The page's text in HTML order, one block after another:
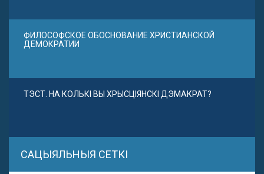
ФИЛОСОФСКОЕ ОБОСНОВАНИЕ ХРИСТИАНСКОЙ
ДЕМОКРАТИИ
ТЭСТ. НА КОЛЬКІ ВЫ ХРЫСЦІЯНСКІ ДЭМАКРАТ?
САЦЫЯЛЬНЫЯ СЕТКІ